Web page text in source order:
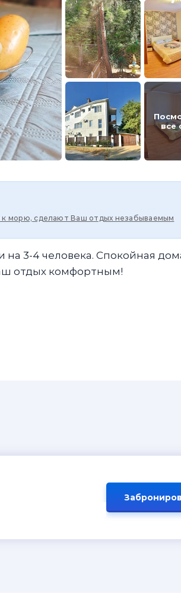
все
к морю, сделают Ваш отдых незабываемым
3-4 человека. Спокойная
отдых комфортным!